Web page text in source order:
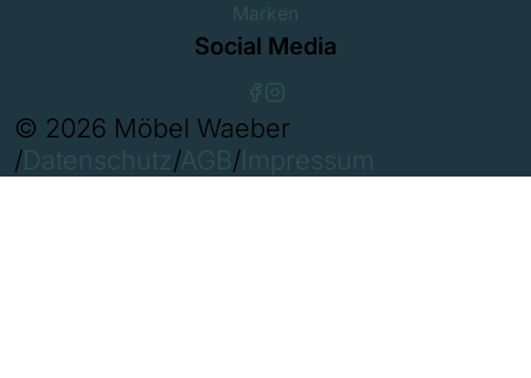
Marken
Social Media
© 2026 Möbel Waeber
/Datenschutz/AGB/Impressum